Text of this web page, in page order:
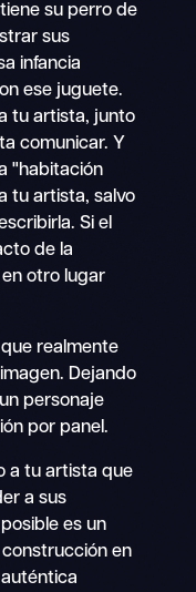
su perro de
sus
infancia
ese juguete.
tu artista, junto
comunicar. Y
"habitación
tu artista, salvo
Si el
de la
otro lugar
realmente
Dejando
personaje
por panel.
a tu artista que
a sus
es un
en